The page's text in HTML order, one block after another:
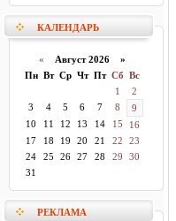
КАЛЕНДАРЬ
« Август 2026 »
Пн Вт Ср Чт Пт Сб Вс
1
2
3
4 5 6 7 8
9
10
11 12 13 14 15
16
17
18 19 20 21 22
23
24
25 26 27 28 29
30
31
РЕКЛАМА